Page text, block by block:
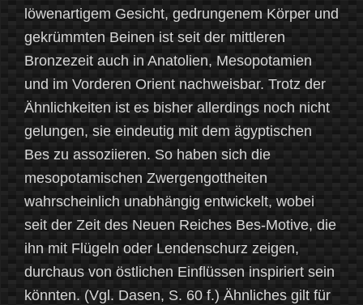
löwenartigem Gesicht, gedrungenem Körper und
gekrümmten Beinen ist seit der mittleren
Bronzezeit auch in Anatolien, Mesopotamien
und im Vorderen Orient nachweisbar. Trotz der
Ähnlichkeiten ist es bisher allerdings noch nicht
gelungen, sie eindeutig mit dem ägyptischen
Bes zu assoziieren. So haben sich die
mesopotamischen Zwergengottheiten
wahrscheinlich unabhängig entwickelt, wobei
seit der Zeit des Neuen Reiches Bes-Motive, die
ihn mit Flügeln oder Lendenschurz zeigen,
durchaus von östlichen Einflüssen inspiriert sein
könnten. (Vgl. Dasen, S. 60 f.) Ähnliches gilt für